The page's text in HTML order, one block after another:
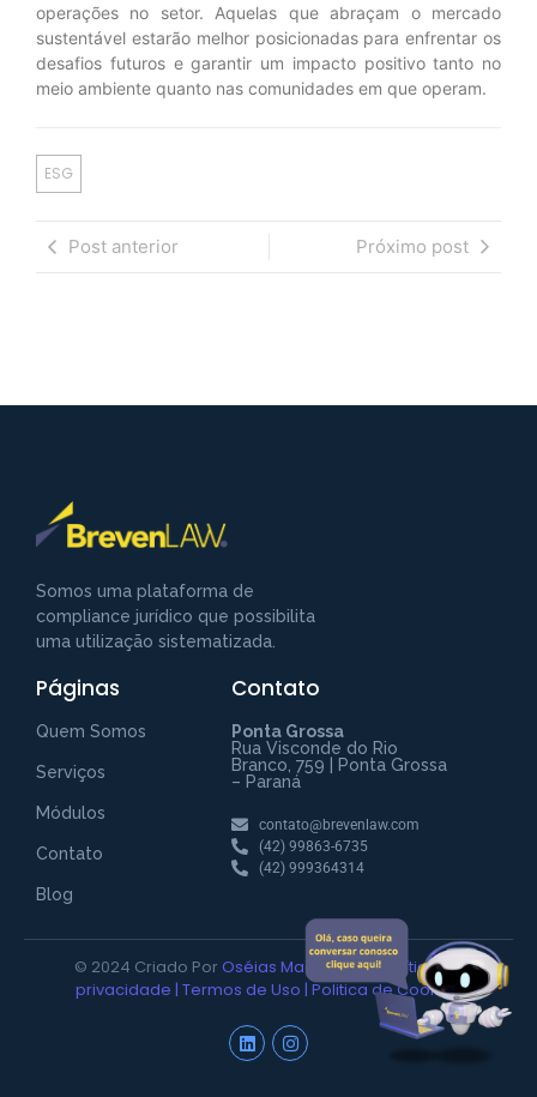
Fale com a Breven Law
no WhatsApp
INICIAR CONVERSA
Ao informar meus dados, eu concordo com a política de
operações no setor. Aquelas que abraçam o mercado
sustentável estarão melhor posicionadas para enfrentar os
desafios futuros e garantir um impacto positivo tanto no
meio ambiente quanto nas comunidades em que operam.
ESG
Post anterior Próximo post
Somos uma plataforma de
compliance jurídico que possibilita
uma utilização sistematizada.
Páginas
Quem Somos
Serviços
Módulos
Contato
Blog
Contato
Ponta Grossa
Rua Visconde do Rio
Branco, 759 | Ponta Grossa
– Paraná
contato@brevenlaw.com
(42) 99863-6735
(42) 999364314
© 2024 Criado PorOséias Magalhães |Política de
privacidade | Termos de Uso | Politica de Cookies